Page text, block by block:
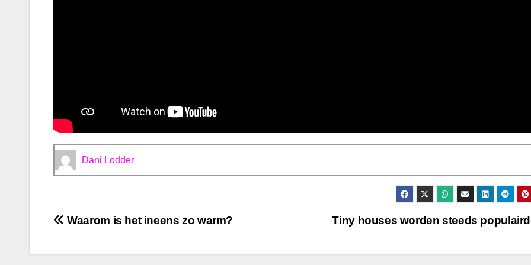
Dani Lodder
Bericht
navigatie
Tiny houses worden steeds
Waarom is het ineens zo warm?